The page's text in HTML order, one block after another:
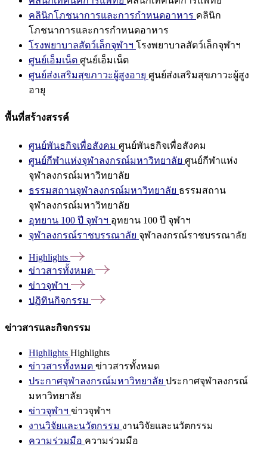
คลินิกโภชนาการและการกำหนดอาหาร คลินิก
โภชนาการและการกำหนดอาหาร
โรงพยาบาลสัตว์เล็กจุฬาฯ โรงพยาบาลสัตว์เล็กจุฬาฯ
ศูนย์เอ็มเน็ต ศูนย์เอ็มเน็ต
ศูนย์ส่งเสริมสุขภาวะผู้สูงอายุ ศูนย์ส่งเสริมสุขภาวะผู้สูง
อายุ
พื้นที่สร้างสรรค์
ศูนย์พันธกิจเพื่อสังคม ศูนย์พันธกิจเพื่อสังคม
ศูนย์กีฬาแห่งจุฬาลงกรณ์มหาวิทยาลัย ศูนย์กีฬาแห่ง
จุฬาลงกรณ์มหาวิทยาลัย
ธรรมสถานจุฬาลงกรณ์มหาวิทยาลัย ธรรมสถาน
จุฬาลงกรณ์มหาวิทยาลัย
อุทยาน 100 ปี จุฬาฯ อุทยาน 100 ปี จุฬาฯ
จุฬาลงกรณ์ราชบรรณาลัย จุฬาลงกรณ์ราชบรรณาลัย
Highlights
ข่าวสารทั้งหมด
ข่าวจุฬาฯ
ปฏิทินกิจกรรม
ข่าวสารและกิจกรรม
Highlights Highlights
ข่าวสารทั้งหมด ข่าวสารทั้งหมด
ประกาศจุฬาลงกรณ์มหาวิทยาลัย ประกาศจุฬาลงกรณ์
มหาวิทยาลัย
ข่าวจุฬาฯ ข่าวจุฬาฯ
งานวิจัยและนวัตกรรม งานวิจัยและนวัตกรรม
ความร่วมมือ ความร่วมมือ